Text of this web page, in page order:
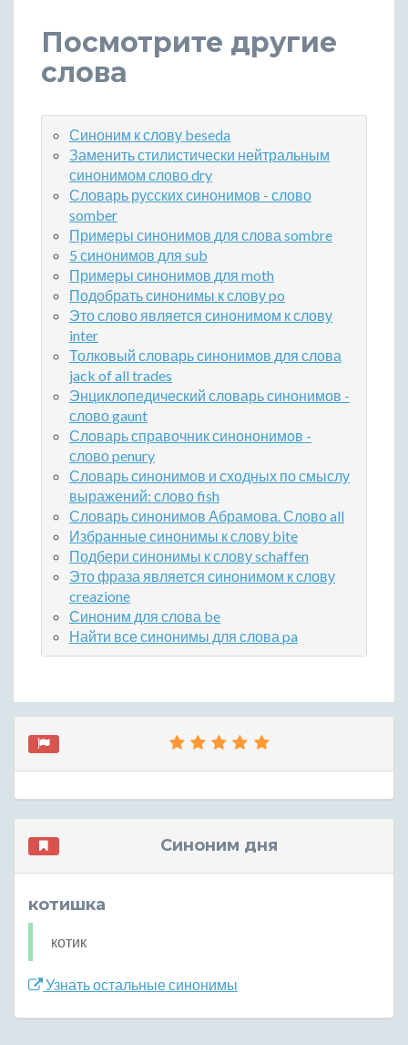
Посмотрите другие
слова
Синоним к слову beseda
Заменить стилистически нейтральным
синонимом слово dry
Словарь русских синонимов - слово
somber
Примеры синонимов для слова sombre
5 синонимов для sub
Примеры синонимов для moth
Подобрать синонимы к слову po
Это слово является синонимом к слову
inter
Толковый словарь синонимов для слова
jack of all trades
Энциклопедический словарь синонимов -
слово gaunt
Словарь справочник синононимов -
слово penury
Словарь синонимов и сходных по смыслу
выражений: слово fish
Словарь синонимов Абрамова. Слово all
Избранные синонимы к слову bite
Подбери синонимы к слову schaffen
Это фраза является синонимом к слову
creazione
Синоним для слова be
Найти все синонимы для слова pa
Синоним дня
котишка
котик
Узнать остальные синонимы